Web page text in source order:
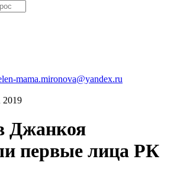
mama.mironova@yandex.ru
2019
Джанкоя
первые лица РК